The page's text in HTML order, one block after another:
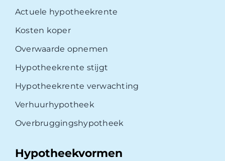
Actuele hypotheekrente
Kosten koper
Overwaarde opnemen
Hypotheekrente stijgt
Hypotheekrente verwachting
Verhuurhypotheek
Overbruggingshypotheek
Hypotheekvormen